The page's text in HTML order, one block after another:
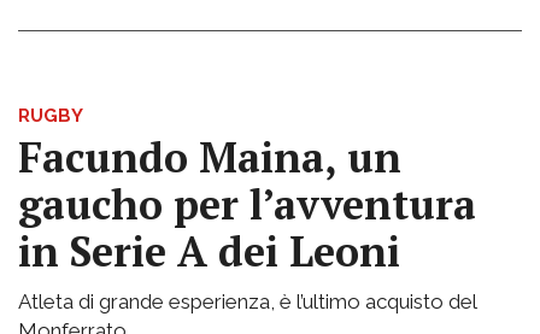
RUGBY
Facundo Maina, un
gaucho per l’avventura
in Serie A dei Leoni
Atleta di grande esperienza, è l’ultimo acquisto del